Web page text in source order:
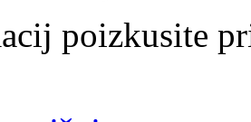
poizkusite